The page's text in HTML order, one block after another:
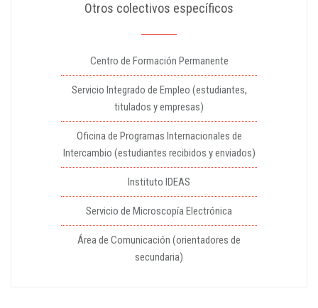
Otros colectivos específicos
Centro de Formación Permanente
Servicio Integrado de Empleo (estudiantes,
titulados y empresas)
Oficina de Programas Internacionales de
Intercambio (estudiantes recibidos y enviados)
Instituto IDEAS
Servicio de Microscopía Electrónica
Área de Comunicación (orientadores de
secundaria)